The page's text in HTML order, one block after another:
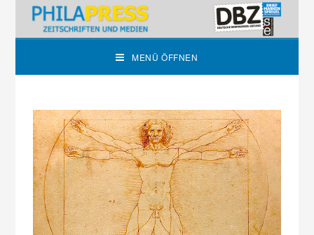
MENÜ ÖFFNEN